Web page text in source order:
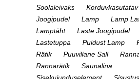
Soolaleivaks
Korduvkasutatav
Joogipudel
Lamp
Lamp
Lamptäht
Laste Joogipudel
Lastetuppa
Puidust Lamp
Rätik
Puuvillane Sall
Rannarätik
Saunalina